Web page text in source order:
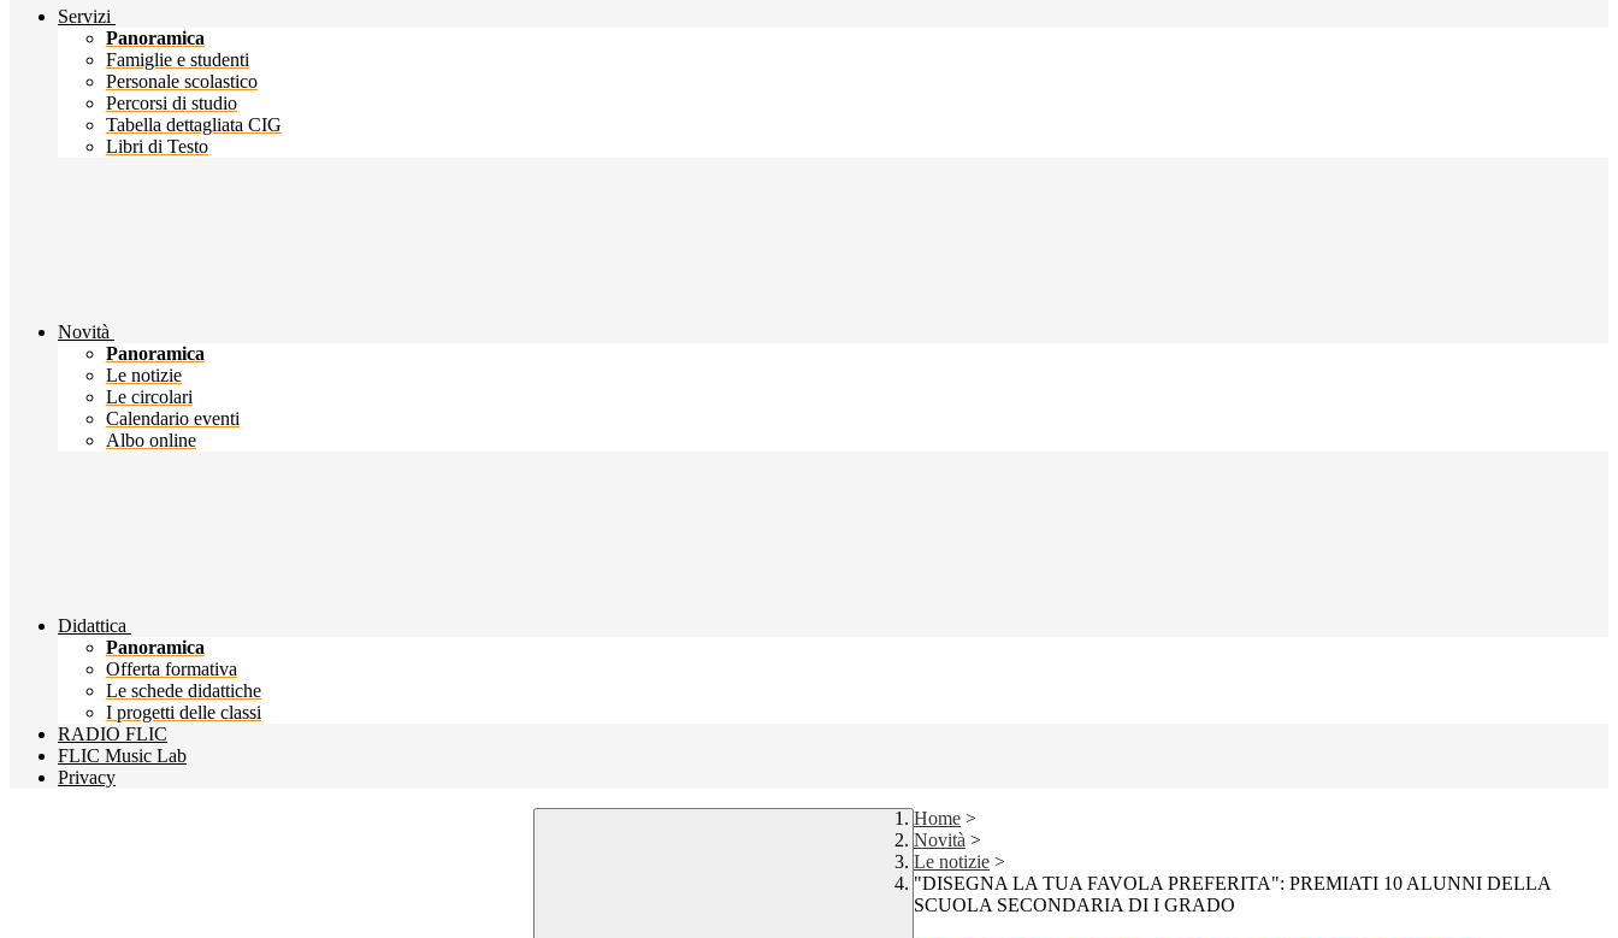
Servizi
Panoramica
Famiglie e studenti
Personale scolastico
Percorsi di studio
Tabella dettagliata CIG
Libri di Testo
Novità
Panoramica
Le notizie
Le circolari
Calendario eventi
Albo online
Didattica
Panoramica
Offerta formativa
Le schede didattiche
I progetti delle classi
RADIO FLIC
FLIC Music Lab
Privacy
Home >
Novità >
Le notizie >
"DISEGNA LA TUA FAVOLA PREFERITA": PREMIATI 10 ALUNNI DELLA
SCUOLA SECONDARIA DI I GRADO